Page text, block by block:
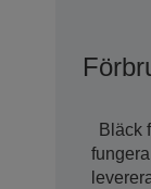
Bläck